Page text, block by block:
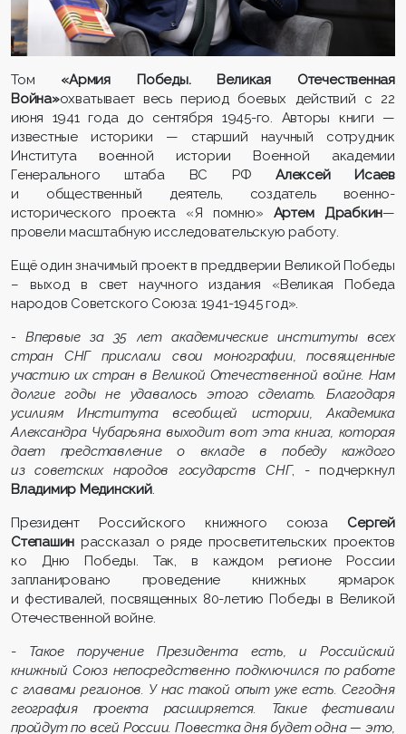
Том «Армия Победы. Великая Отечественная
Война»охватывает весь период боевых действий с 22
июня 1941 года до сентября 1945-го. Авторы книги —
известные историки — старший научный сотрудник
Института военной истории Военной академии
Генерального штаба ВС РФ Алексей Исаев
и общественный деятель, создатель военно-
исторического проекта «Я помню» Артем Драбкин—
провели масштабную исследовательскую работу.
Ещё один значимый проект в преддверии Великой Победы
– выход в свет научного издания «Великая Победа
народов Советского Союза: 1941-1945 год».
- Впервые за 35 лет академические институты всех
стран СНГ прислали свои монографии, посвященные
участию их стран в Великой Отечественной войне. Нам
долгие годы не удавалось этого сделать. Благодаря
усилиям Института всеобщей истории, Академика
Александра Чубарьяна выходит вот эта книга, которая
дает представление о вкладе в победу каждого
из советских народов государств СНГ, - подчеркнул
Владимир Мединский.
Президент Российского книжного союза Сергей
Степашин рассказал о ряде просветительских проектов
ко Дню Победы. Так, в каждом регионе России
запланировано проведение книжных ярмарок
и фестивалей, посвященных 80-летию Победы в Великой
Отечественной войне.
- Такое поручение Президента есть, и Российский
книжный Союз непосредственно подключился по работе
с главами регионов. У нас такой опыт уже есть. Сегодня
география проекта расширяется. Такие фестивали
пройдут по всей России. Повестка дня будет одна — это,